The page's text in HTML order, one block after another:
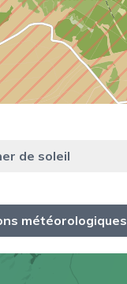
de soleil
météorologiques